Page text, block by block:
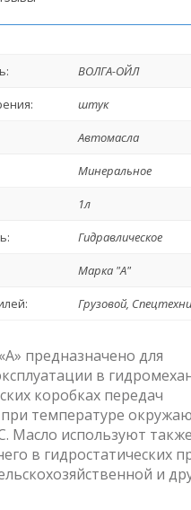
ВОЛГА-ОЙЛ
штук
Автомасла
Минеральное
1л
Гидравлическое
Марка "А"
Грузовой,
предназначено для
в
коробках передач
температуре
Масло используют
в гидростатических
и